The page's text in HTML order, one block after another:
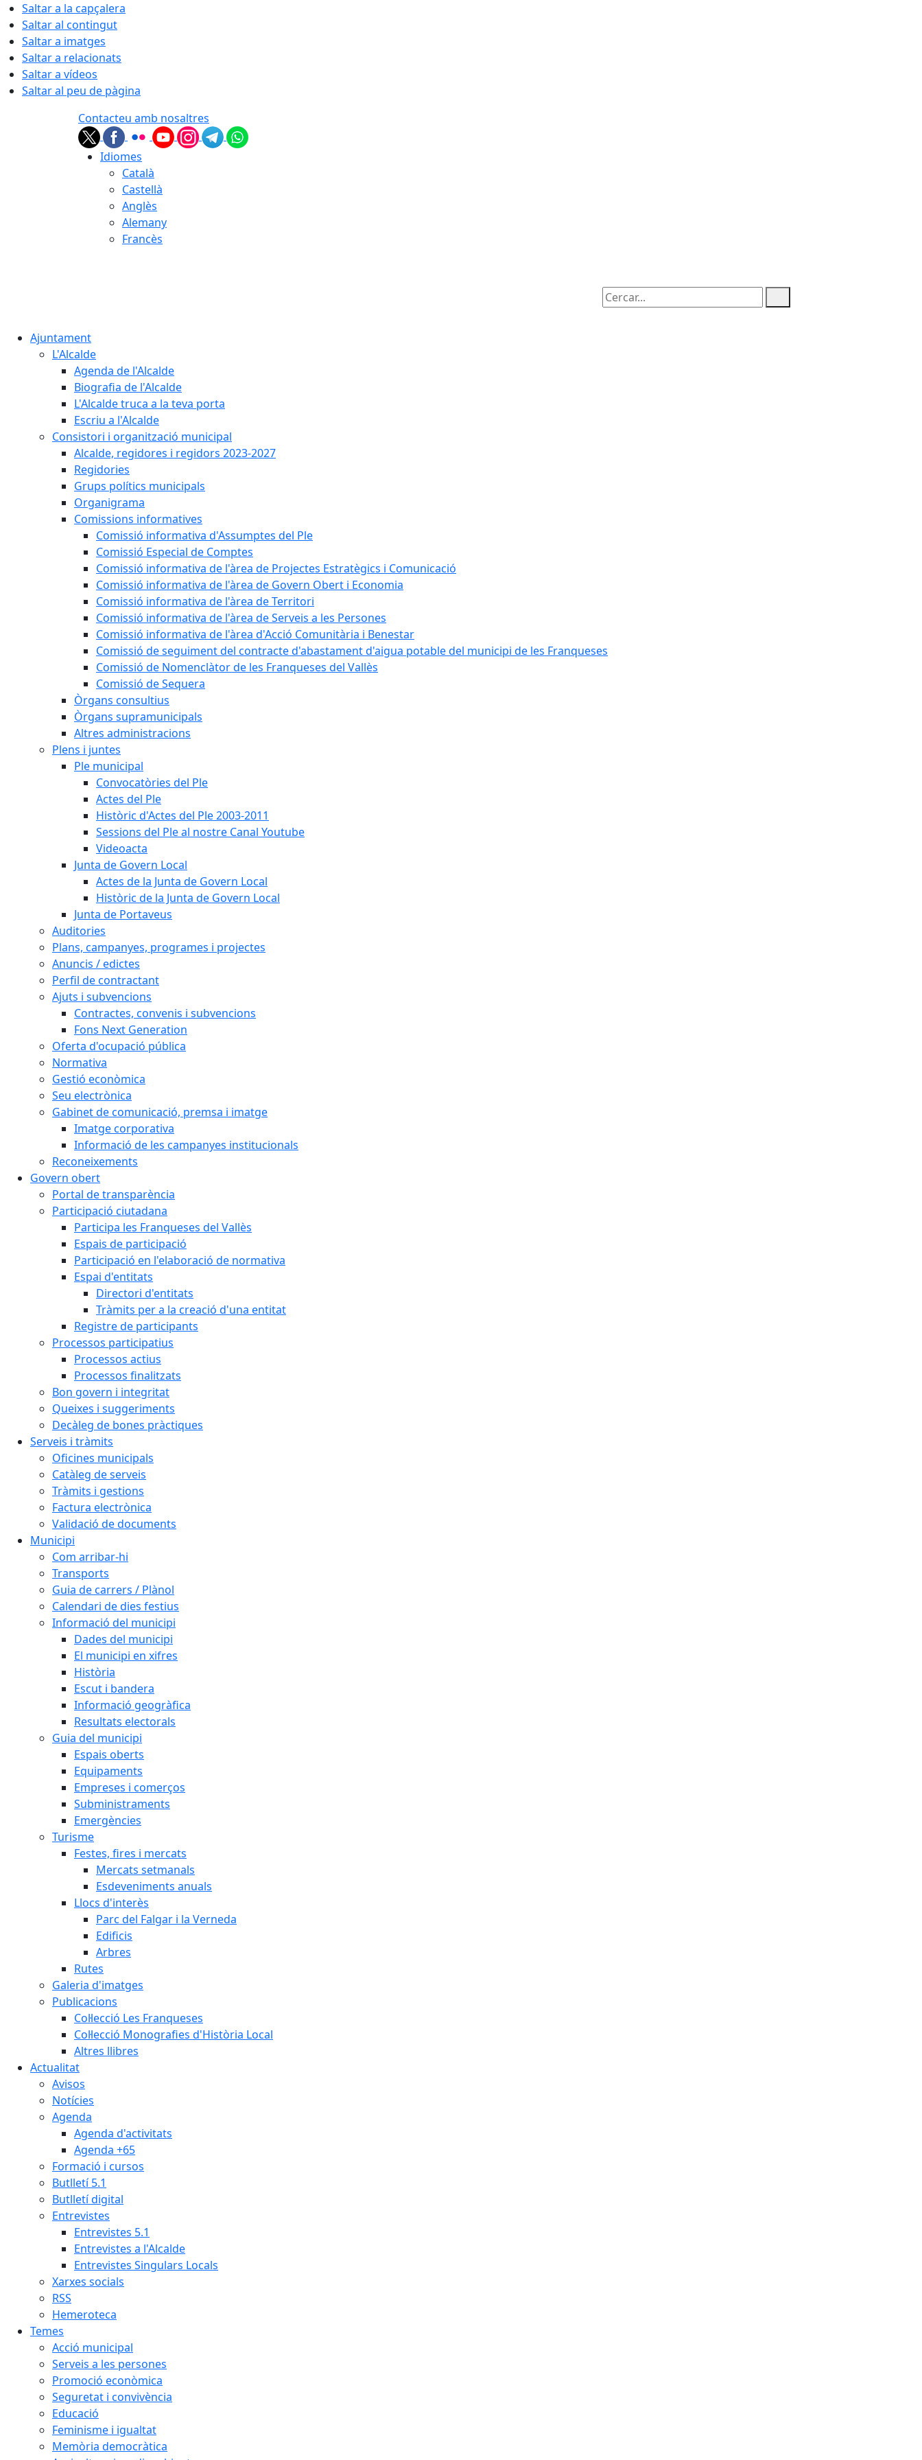
Saltar a la capçalera
Saltar al contingut
Saltar a imatges
Saltar a relacionats
Saltar a vídeos
Saltar al peu de pàgina
Contacteu amb nosaltres
Idiomes
Català
Castellà
Anglès
Alemany
Francès
Cercar:
Ajuntament
L'Alcalde
Agenda de l'Alcalde
Biografia de l'Alcalde
L'Alcalde truca a la teva porta
Escriu a l'Alcalde
Consistori i organització municipal
Alcalde, regidores i regidors 2023-2027
Regidories
Grups polítics municipals
Organigrama
Comissions informatives
Comissió informativa d'Assumptes del Ple
Comissió Especial de Comptes
Comissió informativa de l'àrea de Projectes Estratègics i Comunicació
Comissió informativa de l'àrea de Govern Obert i Economia
Comissió informativa de l'àrea de Territori
Comissió informativa de l'àrea de Serveis a les Persones
Comissió informativa de l'àrea d'Acció Comunitària i Benestar
Comissió de seguiment del contracte d'abastament d'aigua potable del municipi de les Franqueses
Comissió de Nomenclàtor de les Franqueses del Vallès
Comissió de Sequera
Òrgans consultius
Òrgans supramunicipals
Altres administracions
Plens i juntes
Ple municipal
Convocatòries del Ple
Actes del Ple
Històric d'Actes del Ple 2003-2011
Sessions del Ple al nostre Canal Youtube
Videoacta
Junta de Govern Local
Actes de la Junta de Govern Local
Històric de la Junta de Govern Local
Junta de Portaveus
Auditories
Plans, campanyes, programes i projectes
Anuncis / edictes
Perfil de contractant
Ajuts i subvencions
Contractes, convenis i subvencions
Fons Next Generation
Oferta d'ocupació pública
Normativa
Gestió econòmica
Seu electrònica
Gabinet de comunicació, premsa i imatge
Imatge corporativa
Informació de les campanyes institucionals
Reconeixements
Govern obert
Portal de transparència
Participació ciutadana
Participa les Franqueses del Vallès
Espais de participació
Participació en l'elaboració de normativa
Espai d'entitats
Directori d'entitats
Tràmits per a la creació d'una entitat
Registre de participants
Processos participatius
Processos actius
Processos finalitzats
Bon govern i integritat
Queixes i suggeriments
Decàleg de bones pràctiques
Serveis i tràmits
Oficines municipals
Catàleg de serveis
Tràmits i gestions
Factura electrònica
Validació de documents
Municipi
Com arribar-hi
Transports
Guia de carrers / Plànol
Calendari de dies festius
Informació del municipi
Dades del municipi
El municipi en xifres
Història
Escut i bandera
Informació geogràfica
Resultats electorals
Guia del municipi
Espais oberts
Equipaments
Empreses i comerços
Subministraments
Emergències
Turisme
Festes, fires i mercats
Mercats setmanals
Esdeveniments anuals
Llocs d'interès
Parc del Falgar i la Verneda
Edificis
Arbres
Rutes
Galeria d'imatges
Publicacions
Col·lecció Les Franqueses
Col·lecció Monografies d'Història Local
Altres llibres
Actualitat
Avisos
Notícies
Agenda
Agenda d'activitats
Agenda +65
Formació i cursos
Butlletí 5.1
Butlletí digital
Entrevistes
Entrevistes 5.1
Entrevistes a l'Alcalde
Entrevistes Singulars Locals
Xarxes socials
RSS
Hemeroteca
Temes
Acció municipal
Serveis a les persones
Promoció econòmica
Seguretat i convivència
Educació
Feminisme i igualtat
Memòria democràtica